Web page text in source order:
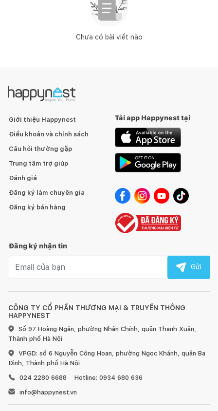
Chưa có bài viết nào
CÔNG TY CỔ PHẦN THƯƠNG MẠI & TRUYỀN THÔNG
HAPPYNEST
Số 97 Hoàng Ngân, phường Nhân Chính, quận Thanh Xuân,
Thành phố Hà Nội
VPGD: số 6 Nguyễn Công Hoan, phường Ngọc Khánh, quận Ba
Đình, Thành phố Hà Nội
024 2280 6688
Hotline: 0934 680 636
info@happynest.vn
Giới thiệu Happynest
Điều khoản và chính sách
Câu hỏi thường gặp
Trung tâm trợ giúp
Đánh giá
Đăng ký làm chuyên gia
Đăng ký bán hàng
Tải app Happynest tại
Đăng ký nhận tin
Gửi